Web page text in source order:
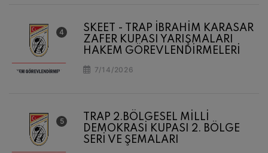
SKEET - TRAP İBRAHİM KARASAR
ZAFER KUPASI YARIŞMALARI
HAKEM GÖREVLENDİRMELERİ
7/14/2026
TRAP 2.BÖLGESEL MİLLİ
DEMOKRASİ KUPASI 2. BÖLGE
SERİ VE ŞEMALARI